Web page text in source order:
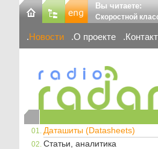
Вы читаете:
Скоростной
Новости О проекте
Даташиты (Datasheets)
Статьи, аналитика